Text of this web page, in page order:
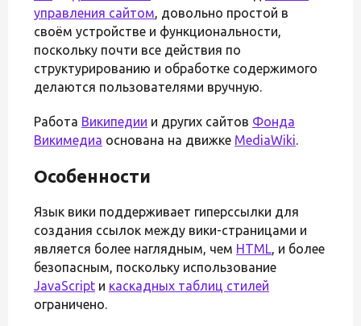
управления сайтом, довольно простой в
своём устройстве и функциональности,
поскольку почти все действия по
структурированию и обработке содержимого
делаются пользователями вручную.
Работа Википедии и других сайтов Фонда
Викимедиа основана на движке MediaWiki.
Особенности
Язык вики поддерживает гиперссылки для
создания ссылок между вики-страницами и
является более наглядным, чем HTML, и более
безопасным, поскольку использование
JavaScript и каскадных таблиц стилей
ограничено.